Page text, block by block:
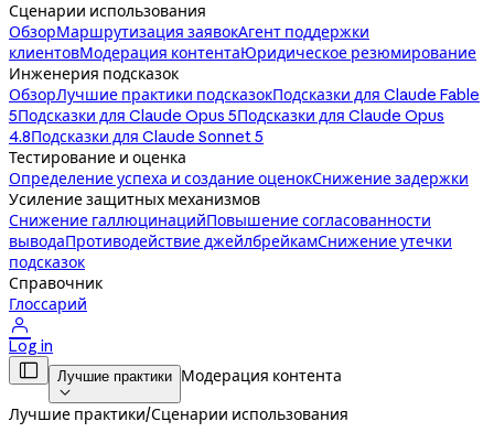
Сценарии использования
ОбзорМаршрутизация заявокАгент поддержки
клиентовМодерация контентаЮридическое резюмирование
Инженерия подсказок
ОбзорЛучшие практики подсказокПодсказки для Claude Fable
5Подсказки для Claude Opus 5Подсказки для Claude Opus
4.8Подсказки для Claude Sonnet 5
Тестирование и оценка
Определение успеха и создание оценокСнижение задержки
Усиление защитных механизмов
Снижение галлюцинацийПовышение согласованности
выводаПротиводействие джейлбрейкамСнижение утечки
подсказок
Справочник
Глоссарий

Log in
 Лучшие практики

Модерация контента
Лучшие практики/Сценарии использования